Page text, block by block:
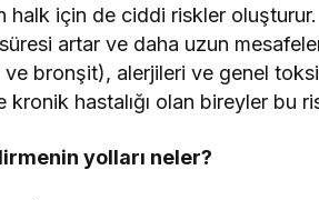
halk için de ciddi riskler
süresi artar ve daha uzun
ve bronşit), alerjileri ve genel
kronik hastalığı olan bireyler bu
yolları neler?